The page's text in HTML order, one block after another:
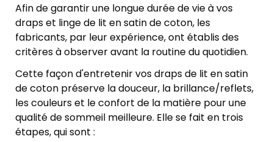
Afin de garantir une longue durée de vie à vos
draps et linge de lit en satin de coton, les
fabricants, par leur expérience, ont établis des
critères à observer avant la routine du quotidien.
Cette façon d'entretenir vos draps de lit en satin
de coton préserve la douceur, la brillance/reflets,
les couleurs et le confort de la matière pour une
qualité de sommeil meilleure. Elle se fait en trois
étapes, qui sont :